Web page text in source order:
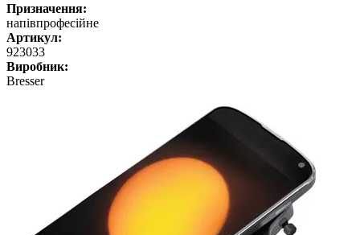
Призначення:
напівпрофесійне
Артикул:
923033
Виробник:
Bresser